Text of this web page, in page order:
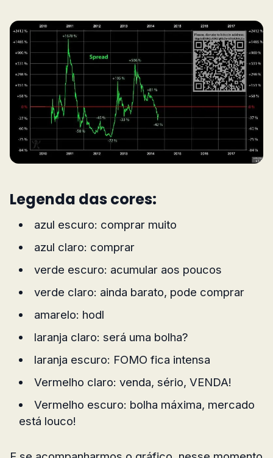
Legenda das cores:
azul escuro: comprar muito
azul claro: comprar
verde escuro: acumular aos poucos
verde claro: ainda barato, pode comprar
amarelo: hodl
laranja claro: será uma bolha?
laranja escuro: FOMO fica intensa
Vermelho claro: venda, sério, VENDA!
Vermelho escuro: bolha máxima, mercado
está louco!